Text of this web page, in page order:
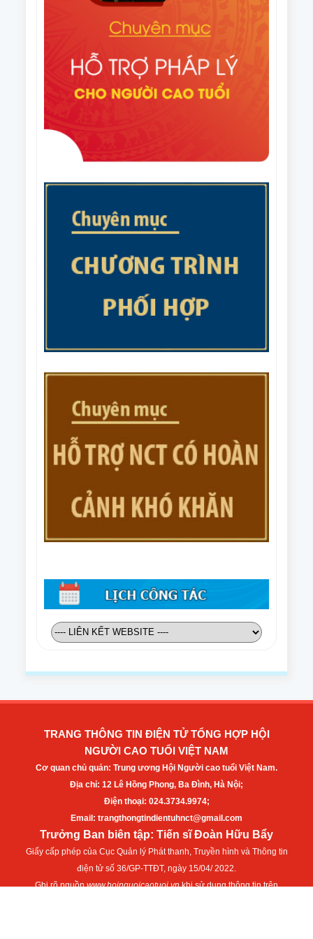
Thường vụ Trung ương Hội NCT Việt Nam về việc
lập kế hoạch thực hiện Đề án nhân rộng câu lạc bộ
liên thế hệ tự giúp nhau đến năm 2035.
Quyết định số 1648/QĐ-TTg ngày 06/8/2025 của
câu lạc bộ liên thế hệ tự giúp nhau đến năm 2035
Văn bản số 215/CV-HNCT/BCS ngày 31/7/2025 của
Ban Thường vụ Trung ương Hội NCT Việt Nam về
Thường vụ Trung ương Hội NCT Việt Nam về các
nhiệm vụ trọng tâm năm 2026
TRANG THÔNG TIN ĐIỆN TỬ TỔNG HỢP HỘI
NGƯỜI CAO TUỔI VIỆT NAM
Cơ quan chủ quản: Trung ương Hội Người cao tuổi Việt Nam.
Địa chỉ: 12 Lê Hồng Phong, Ba Đình, Hà Nội;
Điện thoại: 024.3734.9974;
Email: trangthongtindientuhnct@gmail.com
Trưởng Ban biên tập: Tiến sĩ Đoàn Hữu Bẩy
Giấy cấp phép của Cục Quản lý Phát thanh, Truyền hình và Thông tin
điện tử số 36/GP-TTĐT, ngày 15/04/ 2022.
Ghi rõ nguồnwww.hoinguoicaotuoi.vnkhi sử dụng thông tin trên